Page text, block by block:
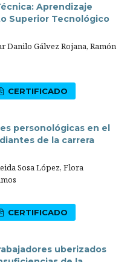
Aprendizaje
Superior Tecnológico
Danilo Gálvez Rojana, Ramón
CERTIFICADO
personológicas en el
de la carrera
Sosa López, Flora
CERTIFICADO
uberizados